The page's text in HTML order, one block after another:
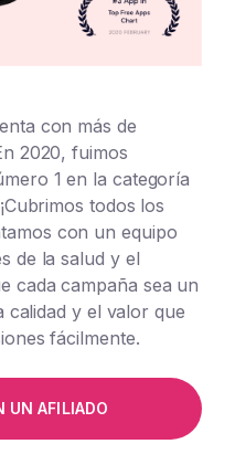
con más de
2020, fuimos
1 en la categoría
todos los
con un equipo
de la salud y el
cada campaña sea un
calidad y el valor que
fácilmente.
UN AFILIADO